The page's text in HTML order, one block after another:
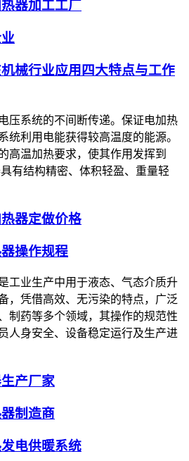
器加工工厂
械行业应用四大特点与工作
压系统的不间断传递。保证电加热
统利用电能获得较高温度的能源。
高温加热要求，使其作用发挥到
有结构精密、体积轻盈、重量轻
器定做价格
操作规程
工业生产中用于液态、气态介质升
，凭借高效、无污染的特点，广泛
制药等多个领域，其操作的规范性
人身安全、设备稳定运行及生产进
产厂家
制造商
电供暖系统